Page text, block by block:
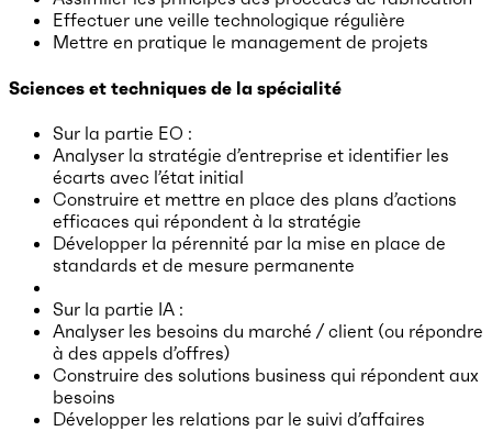
Effectuer une veille technologique régulière
Mettre en pratique le management de projets
Sciences et techniques de la spécialité
Sur la partie EO :
Analyser la stratégie d’entreprise et identifier les
écarts avec l’état initial
Construire et mettre en place des plans d’actions
efficaces qui répondent à la stratégie
Développer la pérennité par la mise en place de
standards et de mesure permanente
Sur la partie IA :
Analyser les besoins du marché / client (ou répondre
à des appels d’offres)
Construire des solutions business qui répondent aux
besoins
Développer les relations par le suivi d’affaires